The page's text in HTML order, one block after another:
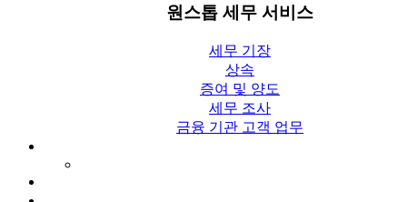
원스톱 세무 서비스
세무 기장
상속
증여 및 양도
세무 조사
금융 기관 고객 업무